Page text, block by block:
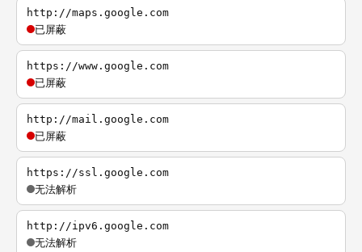
http://maps.google.com
已屏蔽
https://www.google.com
已屏蔽
http://mail.google.com
已屏蔽
https://ssl.google.com
无法解析
http://ipv6.google.com
无法解析